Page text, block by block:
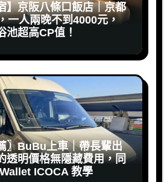
】京阪八條口飯店｜京都
一人兩晚不到4000元，
池超高CP值！
〗BuBu上車｜帶長輩出
透明價格無隱藏費用，同
ICOCA 教學